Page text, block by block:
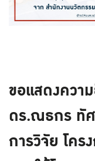
ขอแสดงควา
ดร.ณธกร ทั
การวิจัย โค